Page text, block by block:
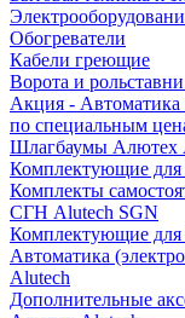
Обогреватели
Кабели греющие
Ворота и
Акция - Автоматика
по специальным
Шлагбаумы Алютех
Комплектующие
Комплекты
СГН Alutech SGN
Комплектующие
Автоматика
Alutech
Дополнительные